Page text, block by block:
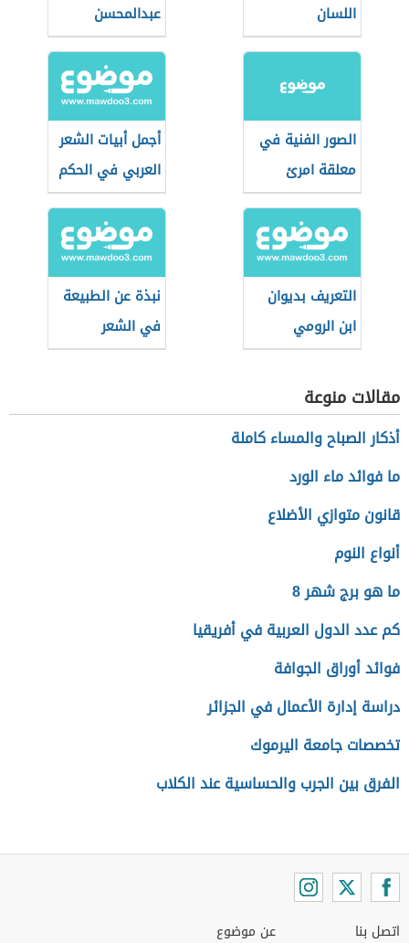
اللسان
عبدالمحسن
الصور الفنية في
معلقة امرئ
القيس (قفا
نبكي)
أجمل أبيات الشعر
العربي في الحكم
التعريف بديوان
ابن الرومي
نبذة عن الطبيعة
في الشعر
الأندلسي
مقالات منوعة
أذكار الصباح والمساء كاملة
ما فوائد ماء الورد
قانون متوازي الأضلاع
أنواع النوم
ما هو برج شهر 8
كم عدد الدول العربية في أفريقيا
فوائد أوراق الجوافة
دراسة إدارة الأعمال في الجزائر
تخصصات جامعة اليرموك
الفرق بين الجرب والحساسية عند الكلاب
اتصل بنا عن موضوع